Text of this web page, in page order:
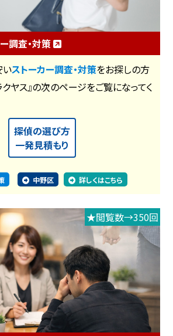
調査・対策
いストーカー調査・対策をお探しの方
ヤス』の次のページをご覧になってく
探偵の選び方
一発見積もり
中野区 詳しくはこちら
★閲覧数→350回